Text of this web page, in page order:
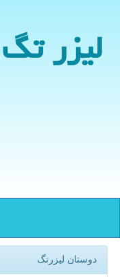
لیزر تگ
دوستان لیزرتگ